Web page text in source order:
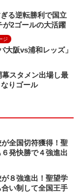
る逆転勝利で国立
が2ゴールの大活躍
ジ
大阪vs浦和レッズ」
スタメン出場し最
りゴール
が全国切符獲得！聖
発快勝で４強進出
が８強進出！聖望学
い制して全国王手